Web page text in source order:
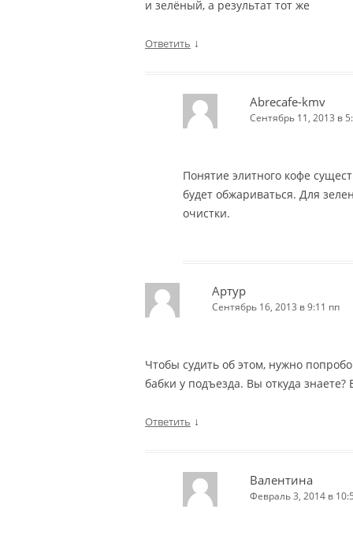
и зелёный, а результат тот же
Ответить ↓
Abrecafe-kmv
Сентябрь 11, 2013 в
Понятие элитного кофе
будет обжариваться. Для
очистки.
Артур
Сентябрь 16, 2013 в 9:11 пп
Чтобы судить об этом, нужно
бабки у подъезда. Вы откуда
Ответить ↓
Валентина
Февраль 3, 2014 в